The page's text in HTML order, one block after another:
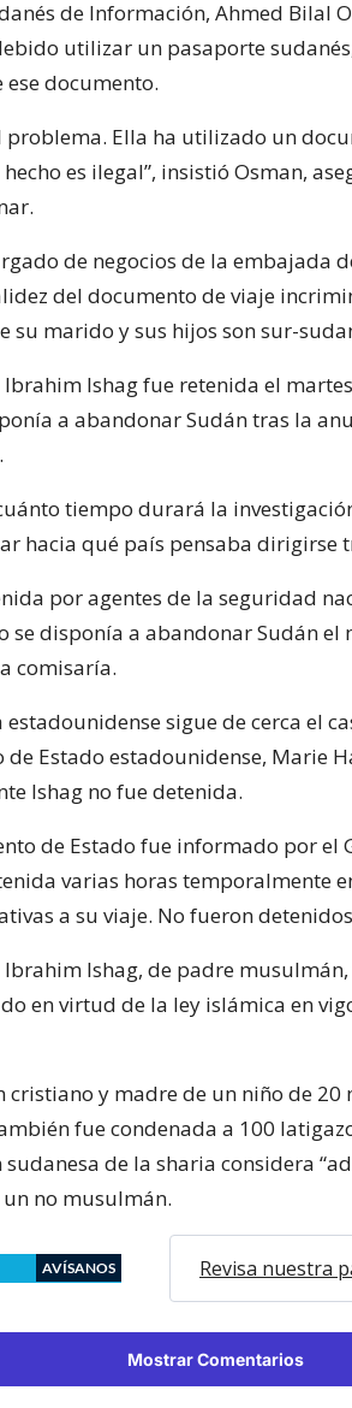
de Información, Ahmed Bilal
utilizar un pasaporte
ese documento.
problema. Ella ha utilizado un
es ilegal”, insistió Osman,
de negocios de la embajada
del documento de viaje
su marido y sus hijos son sur-
Ishag fue retenida el
a abandonar Sudán tras la
tiempo durará la
hacia qué país pensaba dirigirse
por agentes de la seguridad
se disponía a abandonar Sudán
comisaría.
sigue de cerca el
Estado estadounidense, Marie
Ishag no fue detenida.
de Estado fue informado por el
varias horas temporalmente
a su viaje. No fueron
Ishag, de padre
en virtud de la ley islámica en
cristiano y madre de un niño de 20
fue condenada a 100
de la sharia considera
no musulmán.
AVÍSANOS Revisa nuestra
Mostrar Comentarios